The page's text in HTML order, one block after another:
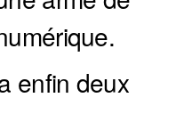
enfin deux